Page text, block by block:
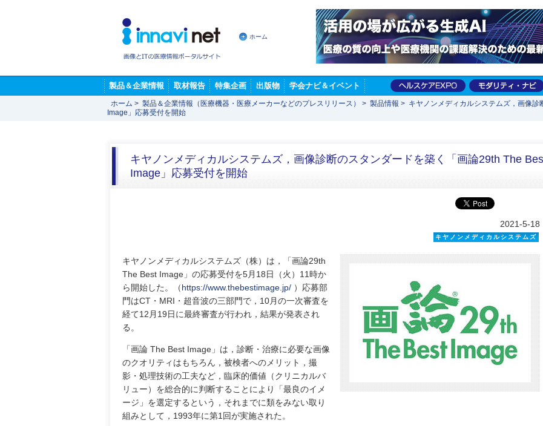
ホーム
製品＆企業情報 取材報告 特集企画 出版物 学会ナビ＆イベント
ホーム > 製品＆企業情報（医療機器・医療メーカーなどのプレスリリース） > 製品情報 > キヤノンメディカルシステムズ，画像
Image」応募受付を開始
キヤノンメディカルシステムズ，画像診断のスタンダードを築く「画論29th The
Image」応募受付を開始
2021-5-18
キヤノンメディカルシステムズ
キヤノンメディカルシステムズ（株）は，「画論29th
The Best Image」の応募受付を5月18日（火）11時か
ら開始した。（https://www.thebestimage.jp/ ）応募部
門はCT・MRI・超音波の三部門で，10月の一次審査を
経て12月19日に最終審査が行われ，結果が発表され
る。
「画論 The Best Image」は，診断・治療に必要な画像
のクオリティはもちろん，被検者へのメリット，撮
影・処理技術の工夫など，臨床的価値（クリニカルバ
リュー）を総合的に判断することにより「最良のイメ
ージ」を選定するという，それまでに類をみない取り
組みとして，1993年に第1回が実施された。